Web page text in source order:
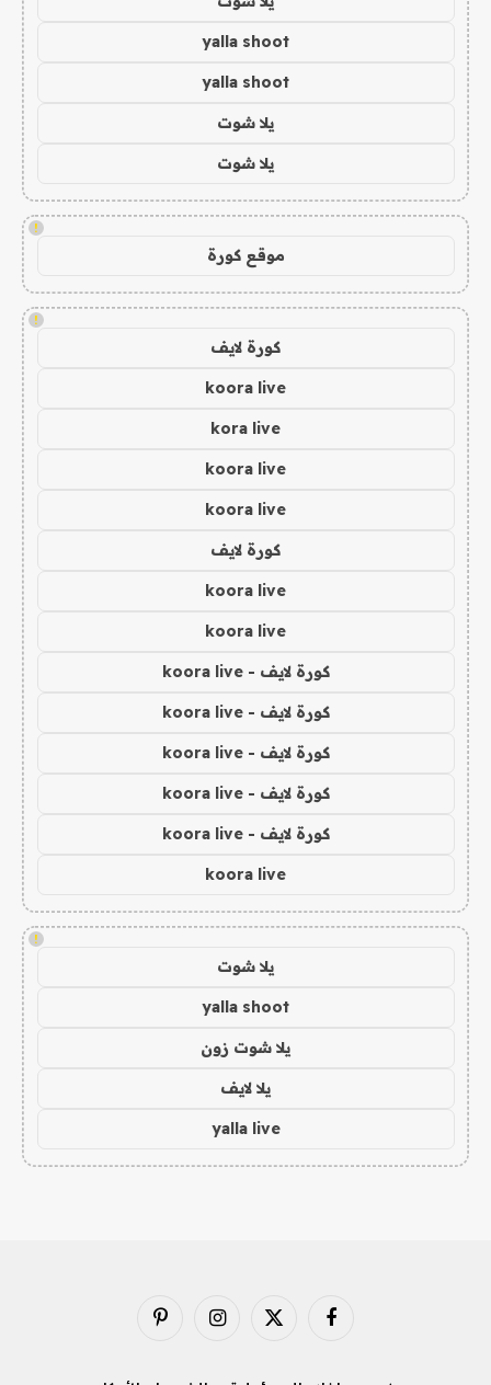
yalla shoot
yalla shoot
يلا شوت
يلا شوت
!
موقع كورة
!
كورة لايف
koora live
kora live
koora live
koora live
كورة لايف
koora live
koora live
كورة لايف - koora live
كورة لايف - koora live
كورة لايف - koora live
كورة لايف - koora live
كورة لايف - koora live
koora live
!
يلا شوت
yalla shoot
يلا شوت زون
يلا لايف
yalla live
فيسبوك X
الانستغرامبينتيريست